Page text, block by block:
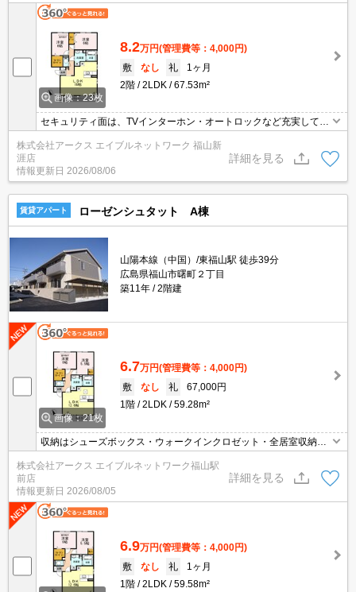
しています。
画像：23枚
8.2万円(管理費等：4,000円)
敷
なし 礼
1ヶ月
2階
2LDK 67.53m²
セキュリティ面は、TVインターホン・オートロックなど充実してい
る、洗面化粧台があります。収納はシューズボックス・クロゼット
など豊富なので、衣類や履き物の整理がしやすく便利です。共用部
には敷地内ごみ置き場・オール電化などが揃っており、とても充実
しています。
株式会社アークス エイブルネットワーク 福山新
涯店
情報更新日 2026/08/06
詳細を見る
賃貸アパート ローゼンシュタット A棟
山陽本線（中国）/東福山駅 徒歩39分
広島県福山市曙町２丁目
築11年
2階建
画像：21枚
6.7万円(管理費等：4,000円)
敷
なし 礼
67,000円
1階
2LDK 59.28m²
収納はシューズボックス・ウォークインクロゼット・全居室収納な
ど豊富なので、広々と空間を利用することも可能です。宅配ボック
スがあればいつでも荷物を受け取ることができるので、配達時間に
拘束されることなく生活することができます。直接会わずにインタ
ーホン越しに来訪者を確認できるので、トラブルを事前に回避しや
すくなります。
株式会社アークス エイブルネットワーク福山駅
前店
情報更新日 2026/08/05
詳細を見る
6.9万円(管理費等：4,000円)
敷
なし 礼
1ヶ月
1階
2LDK 59.58m²